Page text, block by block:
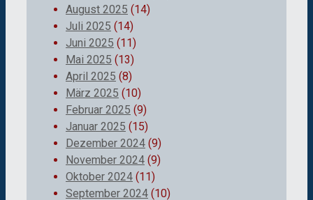
August 2025 (14)
Juli 2025 (14)
Juni 2025 (11)
Mai 2025 (13)
April 2025 (8)
März 2025 (10)
Februar 2025 (9)
Januar 2025 (15)
Dezember 2024 (9)
November 2024 (9)
Oktober 2024 (11)
September 2024 (10)